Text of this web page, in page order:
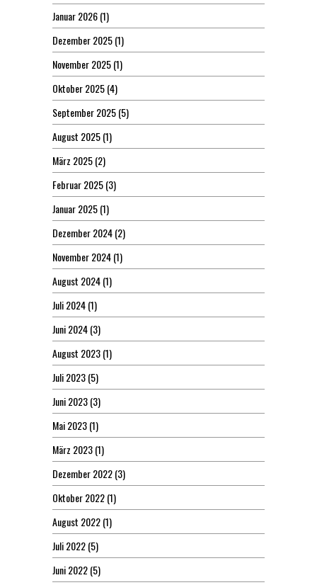
Januar 2026(1)
Dezember 2025(1)
November 2025(1)
Oktober 2025(4)
September 2025(5)
August 2025(1)
März 2025(2)
Februar 2025(3)
Januar 2025(1)
Dezember 2024(2)
November 2024(1)
August 2024(1)
Juli 2024(1)
Juni 2024(3)
August 2023(1)
Juli 2023(5)
Juni 2023(3)
Mai 2023(1)
März 2023(1)
Dezember 2022(3)
Oktober 2022(1)
August 2022(1)
Juli 2022(5)
Juni 2022(5)